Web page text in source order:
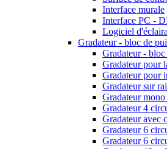
Interface murale
Interface PC -
Logiciel
Gradateur - bloc de
Gradateur - bloc
Gradateur pour
Gradateur pour
Gradateur sur
Gradateur
Gradateur 4
Gradateur avec
Gradateur 6
Gradateur 6